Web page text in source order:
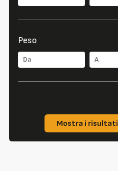
Peso
Mostra i risultati